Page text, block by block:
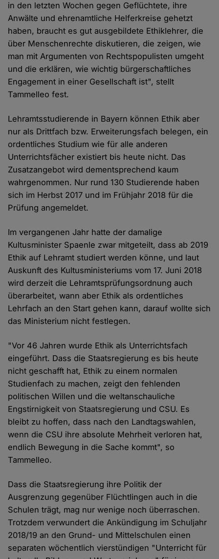
in den letzten Wochen gegen Geflüchtete, ihre
Anwälte und ehrenamtliche Helferkreise gehetzt
haben, braucht es gut ausgebildete Ethiklehrer, die
über Menschenrechte diskutieren, die zeigen, wie
man mit Argumenten von Rechtspopulisten umgeht
und die erklären, wie wichtig bürgerschaftliches
Engagement in einer Gesellschaft ist", stellt
Tammelleo fest.
Lehramtsstudierende in Bayern können Ethik aber
nur als Drittfach bzw. Erweiterungsfach belegen, ein
ordentliches Studium wie für alle anderen
Unterrichtsfächer existiert bis heute nicht. Das
Zusatzangebot wird dementsprechend kaum
wahrgenommen. Nur rund 130 Studierende haben
sich im Herbst 2017 und im Frühjahr 2018 für die
Prüfung angemeldet.
Im vergangenen Jahr hatte der damalige
Kultusminister Spaenle zwar mitgeteilt, dass ab 2019
Ethik auf Lehramt studiert werden könne, und laut
Auskunft des Kultusministeriums vom 17. Juni 2018
wird derzeit die Lehramtsprüfungsordnung auch
überarbeitet, wann aber Ethik als ordentliches
Lehrfach an den Start gehen kann, darauf wollte sich
das Ministerium nicht festlegen.
"Vor 46 Jahren wurde Ethik als Unterrichtsfach
eingeführt. Dass die Staatsregierung es bis heute
nicht geschafft hat, Ethik zu einem normalen
Studienfach zu machen, zeigt den fehlenden
politischen Willen und die weltanschauliche
Engstirnigkeit von Staatsregierung und CSU. Es
bleibt zu hoffen, dass nach den Landtagswahlen,
wenn die CSU ihre absolute Mehrheit verloren hat,
endlich Bewegung in die Sache kommt", so
Tammelleo.
Dass die Staatsregierung ihre Politik der
Ausgrenzung gegenüber Flüchtlingen auch in die
Schulen trägt, mag nur wenige noch überraschen.
Trotzdem verwundert die Ankündigung im Schuljahr
2018/19 an den Grund- und Mittelschulen einen
separaten wöchentlich vierstündigen "Unterricht für